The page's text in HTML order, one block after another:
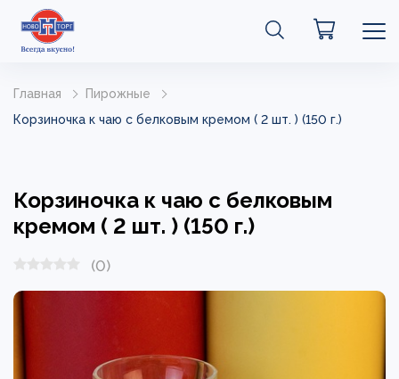
Главная
Пирожные
Корзиночка к чаю с белковым кремом ( 2 шт. ) (150 г.)
Корзиночка к чаю с белковым
кремом ( 2 шт. ) (150 г.)
(0)